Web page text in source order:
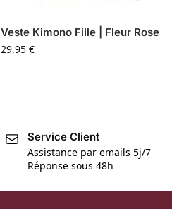
Veste Kimono Fille | Fleur Rose
29,95€
Service Client
Assistance par emails 5j/7
Réponse sous 48h